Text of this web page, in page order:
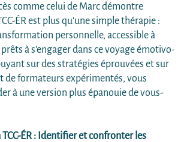
comme celui de Marc démontre
ÉR est plus qu'une simple thérapie :
personnelle, accessible à
à s'engager dans ce voyage émotivo-
sur des stratégies éprouvées et sur
de formateurs expérimentés, vous
à une version plus épanouie de vous-
TCC-ÉR : Identifier et confronter les